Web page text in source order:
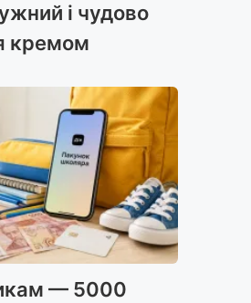
і чудово
кремом
— 5000